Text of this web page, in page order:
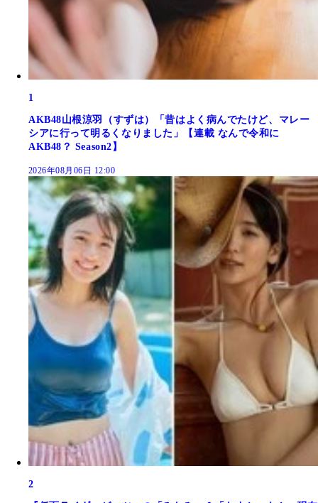
1
AKB48山根涼羽（すずは）「昔はよく病んでたけど、マレー
シアに行って明るくなりました」【連載 なんで令和に
AKB48？ Season2】
2026年08月06日 12:00
2